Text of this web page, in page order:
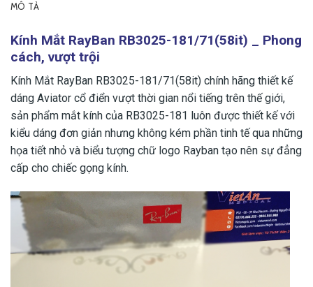
MÔ TẢ
Kính Mắt RayBan RB3025-181/71(58it) _ Phong
cách, vượt trội
Kính Mắt RayBan RB3025-181/71(58it) chính hãng thiết kế
dáng Aviator cổ điển vượt thời gian nổi tiếng trên thế giới,
sản phẩm mắt kính của RB3025-181 luôn được thiết kế với
kiểu dáng đơn giản nhưng không kém phần tinh tế qua những
họa tiết nhỏ và biểu tượng chữ logo Rayban tạo nên sự đẳng
cấp cho chiếc gọng kính.